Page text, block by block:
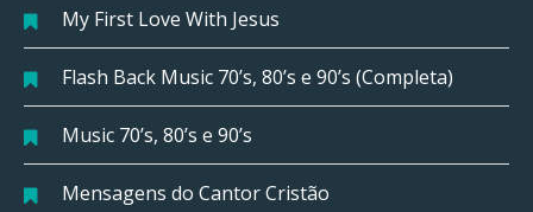
My First Love With Jesus
Flash Back Music 70’s, 80’s e 90’s (Completa)
Music 70’s, 80’s e 90’s
Mensagens do Cantor Cristão